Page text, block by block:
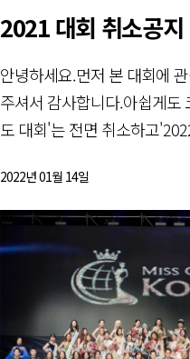
2021 대회 취소공지
안녕하세요.먼저 본 대회에
주셔서 감사합니다.아쉽게도
도 대회'는 전면 취소하고
2022년 01월 14일